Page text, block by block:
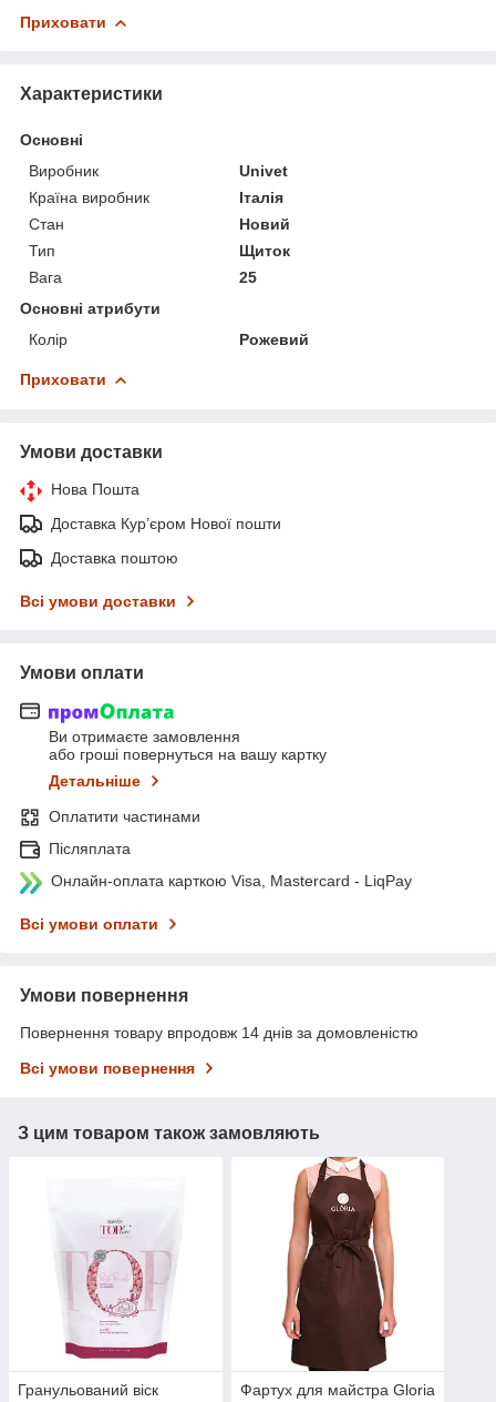
Приховати
Характеристики
Основні
Виробник
Univet
Країна виробник
Італія
Стан
Новий
Тип
Щиток
Вага
25
Основні атрибути
Колір
Рожевий
Приховати
Умови доставки
Нова Пошта
Доставка Курʼєром Нової пошти
Доставка поштою
Всі умови доставки
Умови оплати
Ви отримаєте замовлення
або гроші повернуться на вашу картку
Детальніше
Оплатити частинами
Післяплата
Онлайн-оплата карткою Visa, Mastercard - LiqPay
Всі умови оплати
Умови повернення
Повернення товару впродовж 14 днів за домовленістю
Всі умови повернення
З цим товаром також замовляють
Гранульований віск
Фартух для майстра Gloria